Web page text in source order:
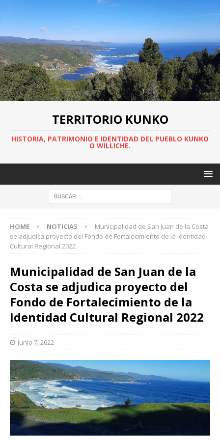
TERRITORIO KUNKO
HISTORIA, PATRIMONIO E IDENTIDAD DEL PUEBLO KUNKO
O WILLICHE.
HOME NOTICIAS
Municipalidad de San Juan de la Costa
se adjudica proyecto del Fondo de Fortalecimiento de la Identidad
Cultural Regional 2022
Municipalidad de San Juan de la
Costa se adjudica proyecto del
Fondo de Fortalecimiento de la
Identidad Cultural Regional 2022
Junio 7, 2022